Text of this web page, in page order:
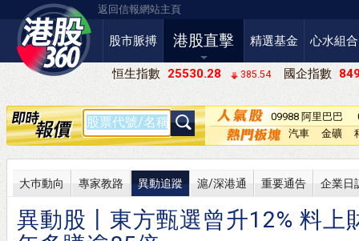
返回信報網站主頁
股市脈搏 港股直擊 精選基金 心水組合
恒生指數 25530.28 385.54 國企指數
09988 阿里巴巴
－Ｗ汽車
金礦
大巿動向 專家教路 異動追蹤 滬/深港通 重要通告 企業日
異動股丨東方甄選曾升12% 料上